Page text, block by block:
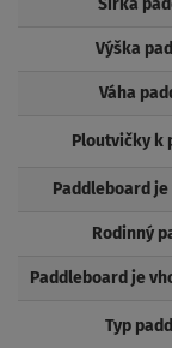
Šířka
Výška
Váha
Ploutvičky k
Paddleboard
Rodinný
Paddleboard je
Typ